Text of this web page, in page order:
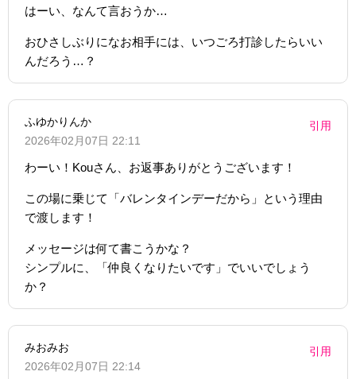
はーい、なんて言おうか…
おひさしぶりになお相手には、いつごろ打診したらいい
んだろう…？
ふゆかりんか
2026年02月07日 22:11
引用
わーい！Kouさん、お返事ありがとうございます！
この場に乗じて「バレンタインデーだから」という理由
で渡します！
メッセージは何て書こうかな？
シンプルに、「仲良くなりたいです」でいいでしょう
か？
みおみお
2026年02月07日 22:14
引用